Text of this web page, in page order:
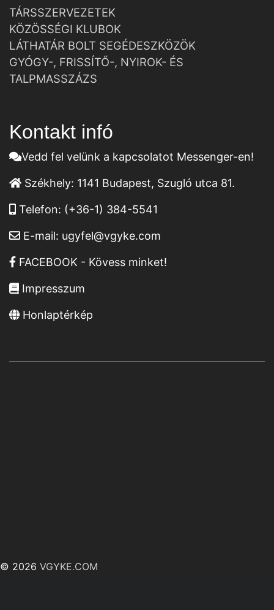
TÁRSSZERVEZETEK
KÖZÖSSÉGI KLUBOK
LÁTHATÁR BOLT SEGÉDESZKÖZÖK
GYÓGY-, FRISSÍTŐ-, NYIROK- ÉS
TALPMASSZÁZS
Kontakt infó
Vedd fel velünk a kapcsolatot Messenger-en!
Székhely: 1141 Budapest, Szugló utca 81.
Telefon: (+36-1) 384-5541
E-mail: ugyfel@vgyke.com
FACEBOOK - Kövess minket!
Impresszum
Honlaptérkép
© 2026 VGYKE.COM